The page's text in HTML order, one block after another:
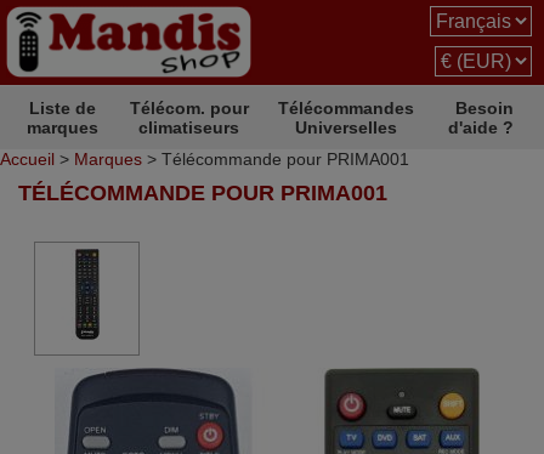
Liste de
marques
Télécom. pour
climatiseurs
Télécommandes
Universelles
Besoin
d'aide ?
Accueil > Marques > Télécommande pour PRIMA001
TÉLÉCOMMANDE POUR PRIMA001